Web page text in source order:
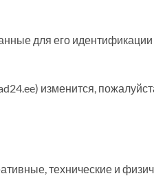
для его
изменится,
технические и